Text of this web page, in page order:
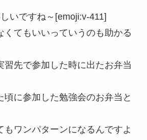
いですね～[emoji:v-411]
くてもいいっていうのも助かる
習先で参加した時に出たお弁当
頃に参加した勉強会のお弁当と
もワンパターンになるんですよ